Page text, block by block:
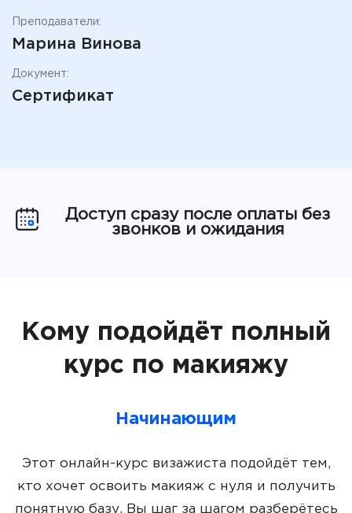
Преподаватели:
Марина Винова
Документ:
Сертификат
Доступ сразу после оплаты без
звонков и ожидания
Кому подойдёт полный
курс по макияжу
Начинающим
Этот онлайн-курс визажиста подойдёт тем,
кто хочет освоить макияж с нуля и получить
понятную базу. Вы шаг за шагом разберётесь